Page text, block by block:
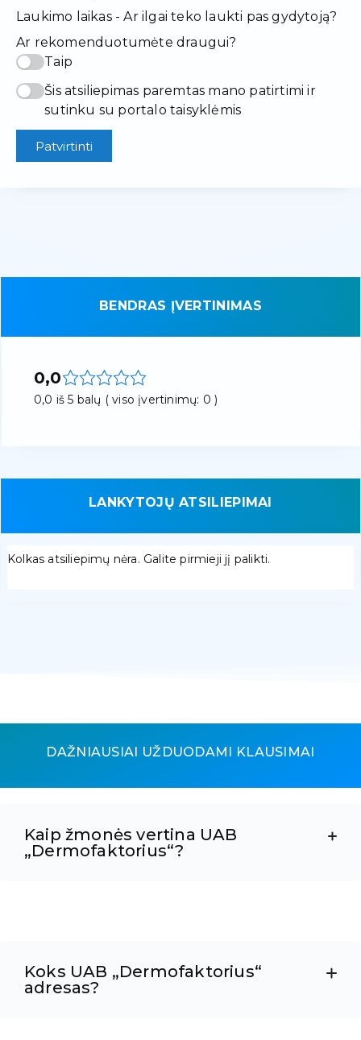
Laukimo laikas - Ar ilgai teko laukti pas gydytoją?
Ar rekomenduotumėte draugui?
Taip
Šis atsiliepimas paremtas mano patirtimi ir
sutinku su portalo taisyklėmis
Patvirtinti
BENDRAS ĮVERTINIMAS
0,0
0,0 iš 5 balų ( viso įvertinimų: 0 )
LANKYTOJŲ ATSILIEPIMAI
Kolkas atsiliepimų nėra. Galite pirmieji jį palikti.
DAŽNIAUSIAI UŽDUODAMI KLAUSIMAI
Kaip žmonės vertina UAB
„Dermofaktorius“?
Koks UAB „Dermofaktorius“
adresas?